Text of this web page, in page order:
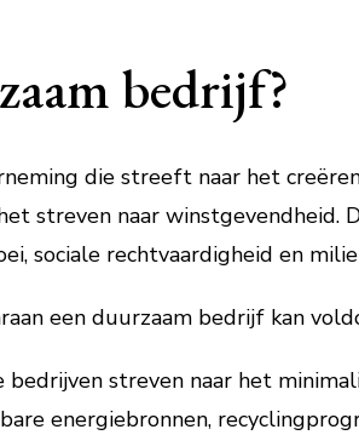
bedrijf?
die streeft naar het
streven naar winstgevendheid.
sociale rechtvaardigheid en
een duurzaam bedrijf kan
streven naar het
energiebronnen,